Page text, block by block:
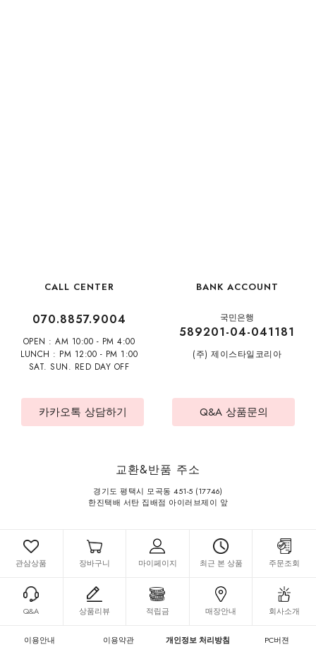
CALL CENTER
070.8857.9004
OPEN : AM 10:00 - PM 4:00
LUNCH : PM 12:00 - PM 1:00
SAT. SUN. RED DAY OFF
BANK ACCOUNT
국민은행
589201-04-041181
(주) 제이스타일코리아
카카오톡 상담하기 Q&A 상품문의
교환&반품 주소
경기도 평택시 모곡동 451-5 (17746)
한진택배 서탄 집배점 아이러브제이 앞
관삼상품 장바구니 마이페이지 최근 본 상품 주문조회
Q&A 상품리뷰 적립금 매장안내 회사소개
이용안내 이용약관 개인정보 처리방침 PC버젼